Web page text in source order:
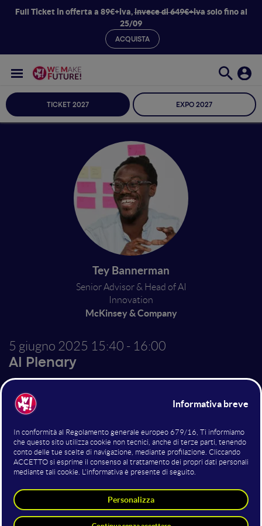
Full Ticket in offerta a 89€+iva,invece di 649€+ivasolo fino al
25/09
ACQUISTA
TICKET 2027 EXPO 2027
Tey Bannerman
Senior Advisor & Head of AI
Innovation
McKinsey & Company
5 giugno 2025 15:40 - 16:00
AI Plenary
The hidden infrastructure
of effective AI
implementations
We've moved past the era of simple prompts and into
the age of sophisticated AI integration. Behind every
successful AI system lies an invisible infrastructure of
decisions that most organizations discover too late.
This session maps the terrain beneath the surface -